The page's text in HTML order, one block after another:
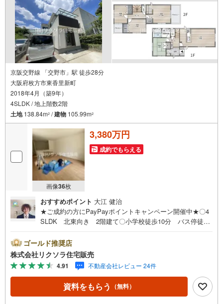
京阪交野線 「交野市」駅 徒歩28分
大阪府枚方市東香里新町
2018年4月（築9年）
4SLDK / 地上階数2階
土地138.84m2 /建物 105.99m2
画像36枚
3,380万円
成約でもらえる
おすすめポイント 大江 健治
★ご成約の方にPayPayポイントキャンペーン開催中★〇4
SLDK 北東向き 2階建て〇小学校徒歩10分 バス停徒歩
クローゼット■営業時間 9:30～20:00 ■即日案内可能！※
当日・翌日のご案内はお電話でのお問合せがスムーズ■定休
日 毎週水曜日◇弊社ホームページよりLINEでのお問合せ
も好評！◇不動産情報サイト未掲載物件、弊社ホームペー
ジに多数掲載！◇学校区物件検索も充実！ご希望の学校区
での物件探しに便利！「リクソラ住宅販売」で検索！是非
ゴールド推奨店
株式会社リクソラ住宅販売
4.91 不動産会社レビュー 24件
資料をもらう （無料）